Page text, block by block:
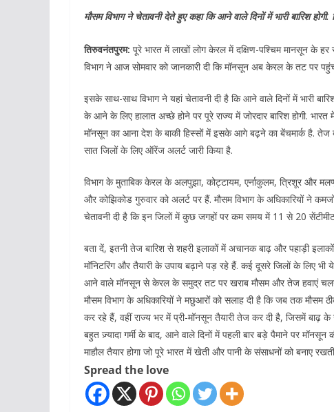
मौसम विभाग ने चेतावनी देते हुए कहा कि आने वाले दिनों में भारी बारिश होगी.
तिरुवनंतपुरम: पूरे भारत में लाखों लोग केरल में दक्षिण-पश्चिम मानसून के
विभाग ने आज सोमवार को जानकारी दी कि मॉनसून अब केरल के तट पर पहुंच
इसके साथ-साथ विभाग ने यहां चेतावनी दी है कि आने वाले दिनों में भारी
के आने के लिए हालात अच्छे होने पर पूरे राज्य में जोरदार बारिश होगी.
मॉनसून का आना देश के बाकी हिस्सों में इसके आगे बढ़ने का बेंचमार्क है.
सात जिलों के लिए ऑरेंज अलर्ट जारी किया है.
विभाग के मुताबिक केरल के अलपुझा, कोट्टायम, एर्नाकुलम, त्रिशूर और
और कोझिकोड गुरुवार को अलर्ट पर हैं. मौसम विभाग के अधिकारियों ने
चेतावनी दी है कि इन जिलों में कुछ जगहों पर कम समय में 11 से 20
बता दें, इतनी तेज बारिश से शहरी इलाकों में अचानक बाढ़ और पहाड़ी
मॉनिटरिंग और तैयारी के उपाय बढ़ाने पड़ रहे हैं. कई दूसरे जिलों के लिए भी
आने वाले मॉनसून से केरल के समुद्र तट पर खराब मौसम और तेज हवाएं
मौसम विभाग के अधिकारियों ने मछुआरों को सलाह दी है कि जब तक मौसम
कर रहे हैं, वहीं राज्य भर में प्री-मॉनसून तैयारी तेज कर दी है, जिसमें बाढ़
बहुत ज़्यादा गर्मी के बाद, आने वाले दिनों में पहली बार बड़े पैमाने पर
माहौल तैयार होगा जो पूरे भारत में खेती और पानी के संसाधनों को बनाए
Spread the love